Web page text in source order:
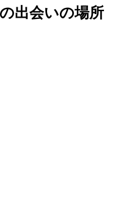
出会いの場所